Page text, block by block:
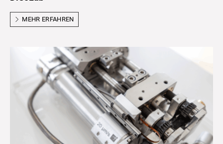
MEHR ERFAHREN